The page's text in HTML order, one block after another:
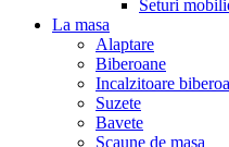
Seturi
La masa
Alaptare
Biberoane
Incalzitoare
Suzete
Bavete
Scaune de masa